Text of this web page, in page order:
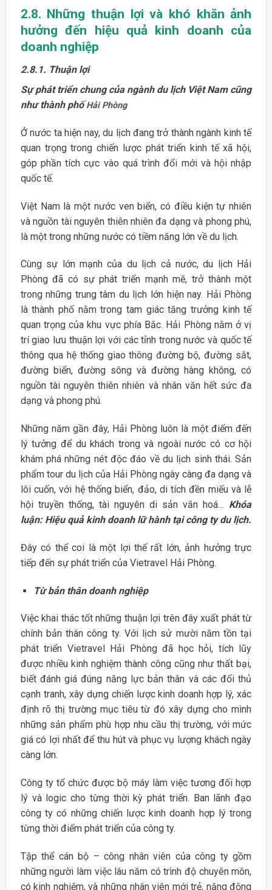
2.8. Những thuận lợi và khó khăn ảnh
hưởng đến hiệu quả kinh doanh của
doanh nghiệp
2.8.1. Thuận lợi
Sự phát triển chung của ngành du lịch Việt Nam cũng
như thành phốHải Phòng
Ở nước ta hiện nay, du lịch đang trở thành ngành kinh tế
quan trọng trong chiến lược phát triển kinh tế xã hội,
góp phần tích cực vào quá trình đổi mới và hội nhập
quốc tế.
Việt Nam là một nước ven biển, có điều kiện tự nhiên
và nguồn tài nguyên thiên nhiên đa dạng và phong phú,
là một trong những nước có tiềm năng lớn về du lịch.
Cùng sự lớn mạnh của du lịch cả nước, du lịch Hải
Phòng đã có sự phát triển mạnh mẽ, trở thành một
trong những trung tâm du lịch lớn hiện nay. Hải Phòng
là thành phố nằm trong tam giác tăng trưởng kinh tế
quan trọng của khu vực phía Bắc. Hải Phòng nằm ở vị
trí giao lưu thuận lợi với các tỉnh trong nước và quốc tế
thông qua hệ thống giao thông đường bộ, đường sắt,
đường biển, đường sông và đường hàng không, có
nguồn tài nguyên thiên nhiên và nhân văn hết sức đa
dạng và phong phú.
Những năm gần đây, Hải Phòng luôn là một điểm đến
lý tưởng để du khách trong và ngoài nước có cơ hội
khám phá những nét độc đáo về du lịch sinh thái. Sản
phẩm tour du lịch của Hải Phòng ngày càng đa dạng và
lôi cuốn, với hệ thống biển, đảo, di tích đền miếu và lễ
hội truyền thống, tài nguyên di sản văn hoá… Khóa
luận: Hiệu quả kinh doanh lữ hành tại công ty du lịch.
Đây có thể coi là một lợi thế rất lớn, ảnh hưởng trực
tiếp đến sự phát triển của Vietravel Hải Phòng.
Từ bản thân doanh nghiệp
Việc khai thác tốt những thuận lợi trên đây xuất phát từ
chính bản thân công ty. Với lịch sử mười năm tồn tại
phát triển Vietravel Hải Phòng đã học hỏi, tích lũy
được nhiều kinh nghiệm thành công cũng như thất bại,
biết đánh giá đúng năng lực bản thân và các đối thủ
cạnh tranh, xây dựng chiến lược kinh doanh hợp lý, xác
định rõ thị trường mục tiêu từ đó xây dựng cho mình
những sản phẩm phù hợp nhu cầu thị trường, với mức
giá có lợi nhất để thu hút và phục vụ lượng khách ngày
càng lớn.
Công ty tổ chức được bộ máy làm việc tương đối hợp
lý và logic cho từng thời kỳ phát triển. Ban lãnh đạo
công ty có những chiến lược kinh doanh hợp lý trong
từng thời điểm phát triển của công ty.
Tập thể cán bộ – công nhân viên của công ty gồm
những người làm việc lâu năm có trình độ chuyên môn,
có kinh nghiệm, và những nhân viên mới trẻ, năng động